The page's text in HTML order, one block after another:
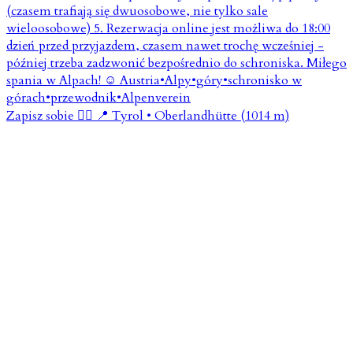
Zapisz sobie 👇🏼 📍 Tyrol • Oberlandhütte (1014 m)